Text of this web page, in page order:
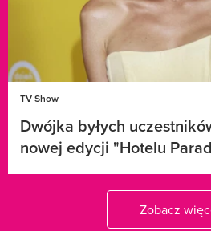
TV Show
Dwójka byłych
nowej edycji "Hotelu
Zobacz